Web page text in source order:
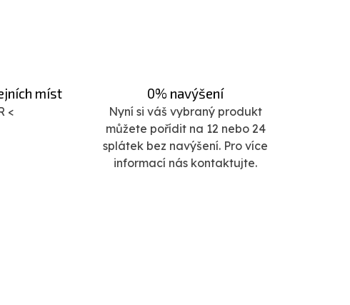
míst
<
0% navýšení
Nyní si váš vybraný produkt
můžete pořídit na 12 nebo 24
splátek bez navýšení. Pro více
informací nás kontaktujte.